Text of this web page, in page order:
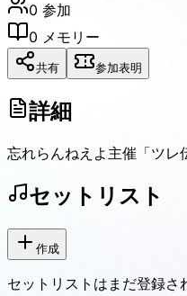
0 参加
0 メモリー
共有 参加表明
詳細
忘れらんねえよ主催「ツ
セットリスト
作成
セットリストはまだ登録さ